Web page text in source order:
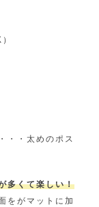
・・太めのポス
多くて楽しい！
をがマットに加